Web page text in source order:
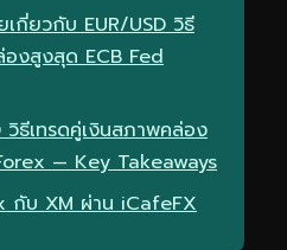
กี่ยวกับ EUR/USD วิธี
องสูงสุด ECB Fed
วิธีเทรดคู่เงินสภาพคล่อง
— Key Takeaways
กับ XM ผ่าน iCafeFX